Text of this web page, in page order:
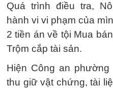
Quá trình điều tra,
hành vi vi phạm của
2 tiền án về tội Mua
Trộm cắp tài sản.
Hiện Công an
thu giữ vật chứng, tài